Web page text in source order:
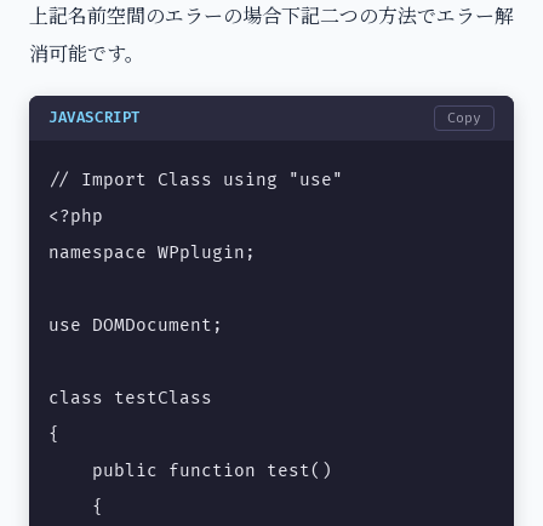
上記名前空間のエラーの場合下記二つの方法でエラー解
消可能です。
JAVASCRIPT Copy
// Import Class using "use"
<?php
namespace WPplugin;
use DOMDocument;
class testClass
{
    public function test()
    {